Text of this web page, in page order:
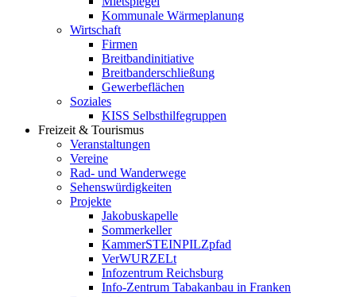
Kommunale Wärmeplanung
Wirtschaft
Firmen
Breitbandinitiative
Breitbanderschließung
Gewerbeflächen
Soziales
KISS Selbsthilfegruppen
Freizeit & Tourismus
Veranstaltungen
Vereine
Rad- und Wanderwege
Sehenswürdigkeiten
Projekte
Jakobuskapelle
Sommerkeller
KammerSTEINPILZpfad
VerWURZELt
Infozentrum Reichsburg
Info-Zentrum Tabakanbau in Franken